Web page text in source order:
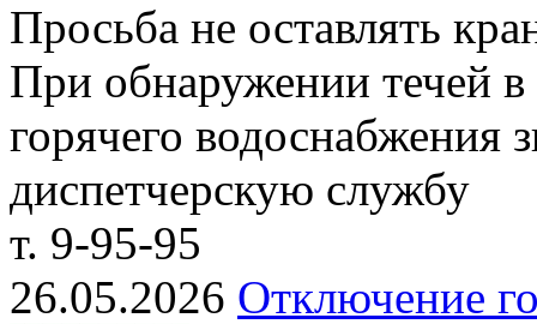
Просьба не оставлять
При обнаружении течей в
горячего водоснабжения
диспетчерскую службу
т. 9-95-95
26.05.2026 Отключение